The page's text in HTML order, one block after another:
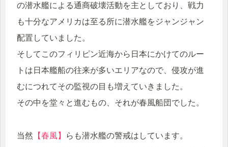
の潜水艦による通商破壊活動を主としており、戦力
も十分なアメリカは至る所に潜水艦をジャンジャン
配置していました。
そしてこのフィリピン近海から日本にかけてのルー
トは日本艦船の往来が多いエリアなので、侵攻が進
むにつれてその監視の目も増えていきました。
その中を堂々と進むもの、それが春風船団でした。
当然 【春風】
らも潜水艦の警戒はしています。